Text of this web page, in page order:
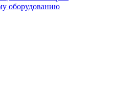
оборудованию